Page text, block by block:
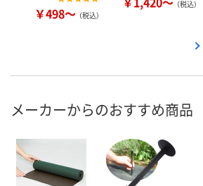
￥498～ （税込）
（税込）
メーカーからのおすすめ商品